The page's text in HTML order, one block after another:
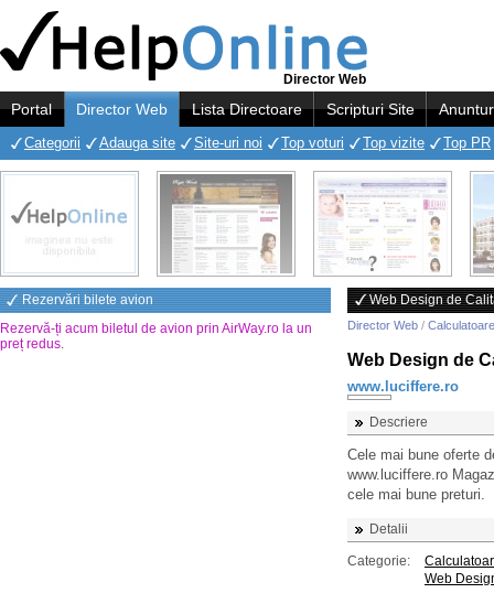
Director Web
Portal Director Web Lista Directoare Scripturi Site
Categorii Adauga site Site-uri noi Top voturi Top vizite Top PR
Rezervări bilete avion
Rezervă-ți acum biletul de avion prin AirWay.ro la un
preț redus.
Web Design de
Director Web /
Web Design de
www.luciffere.ro
Descriere
Cele mai bune oferte
www.luciffere.ro
cele mai bune preturi.
Detalii
Categorie:
Web